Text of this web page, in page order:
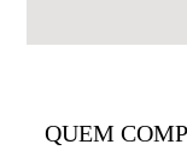
QUEM